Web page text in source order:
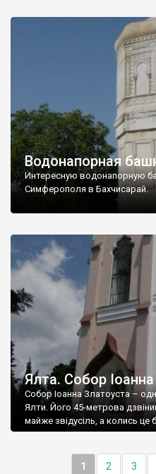
Водонапорная
Интересную водонапорную
Симферополя в Бахчисарай.
Ялта. Собор
Собор Іоанна Златоуста –
Ялти. Його 45-метрова
майже звідусіль, а колись це
1 2 3